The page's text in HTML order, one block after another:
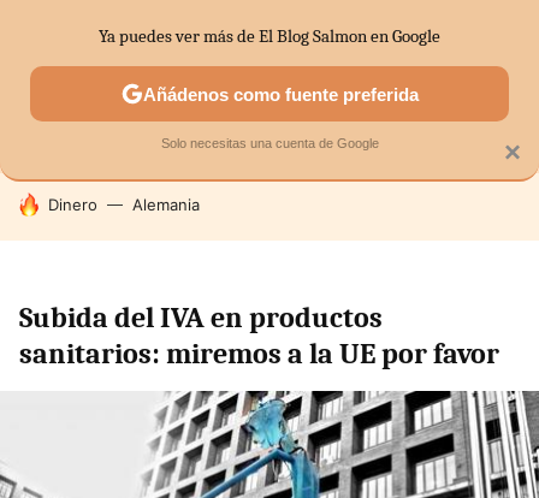
SECTORES ECONOMÍA DOMÉSTICA MERCADOS
HOY SE HABLA DE
Dinero Alemania
Subida del IVA en productos
sanitarios: miremos a la UE por favor
×
Ya puedes ver más de El Blog Salmon en Google
Añádenos como fuente preferida
Solo necesitas una cuenta de Google